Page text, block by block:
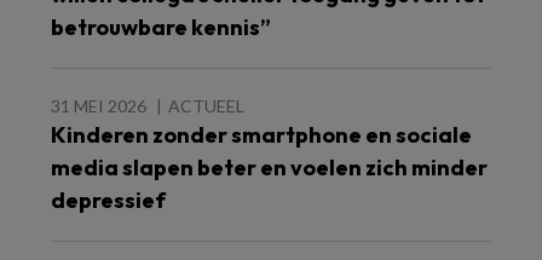
betrouwbare kennis”
31 MEI 2026 ACTUEEL
Kinderen zonder smartphone en sociale
media slapen beter en voelen zich minder
depressief